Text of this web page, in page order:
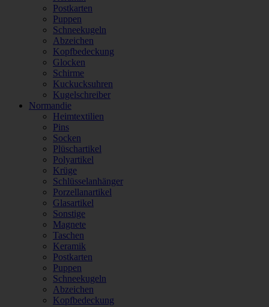
Postkarten
Puppen
Schneekugeln
Abzeichen
Kopfbedeckung
Glocken
Schirme
Kuckucksuhren
Kugelschreiber
Normandie
Heimtextilien
Pins
Socken
Plüschartikel
Polyartikel
Krüge
Schlüsselanhänger
Porzellanartikel
Glasartikel
Sonstige
Magnete
Taschen
Keramik
Postkarten
Puppen
Schneekugeln
Abzeichen
Kopfbedeckung